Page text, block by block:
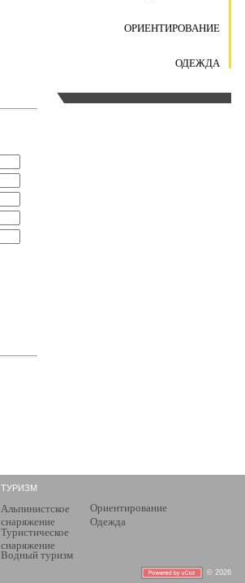
ОРИЕНТИРОВАНИЕ
ОДЕЖДА
ТУРИЗМ
Альпинистское
снаряжение
Туристическое
снаряжение
Водный туризм
Ориентирование
Одежда
© 2026